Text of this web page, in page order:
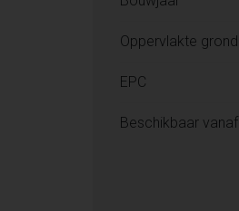
Oppervlakte grond
EPC
Beschikbaar vanaf